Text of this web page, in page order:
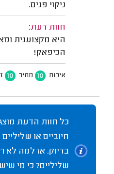
ניקוי פנים.
חוות דעת:
היא מקצוענית
הכיפאק!
איכות 10 מחיר 10
כל חוות הדעת
חיוביים או
בדיוק. אז למה לא
שליליים? כי מי